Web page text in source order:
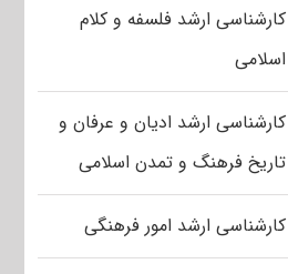
کارشناسی ارشد فلسفه و کلام
اسلامی
کارشناسی ارشد ادیان و عرفان و
تاریخ فرهنگ و تمدن اسلامی
کارشناسی ارشد امور فرهنگی